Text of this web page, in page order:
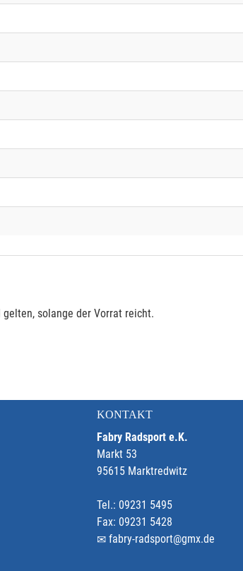
solange der Vorrat reicht.
KONTAKT
Fabry Radsport e.K.
Markt 53
95615 Marktredwitz
Tel.: 09231 5495
Fax: 09231 5428
fabry-radsport@gmx.de